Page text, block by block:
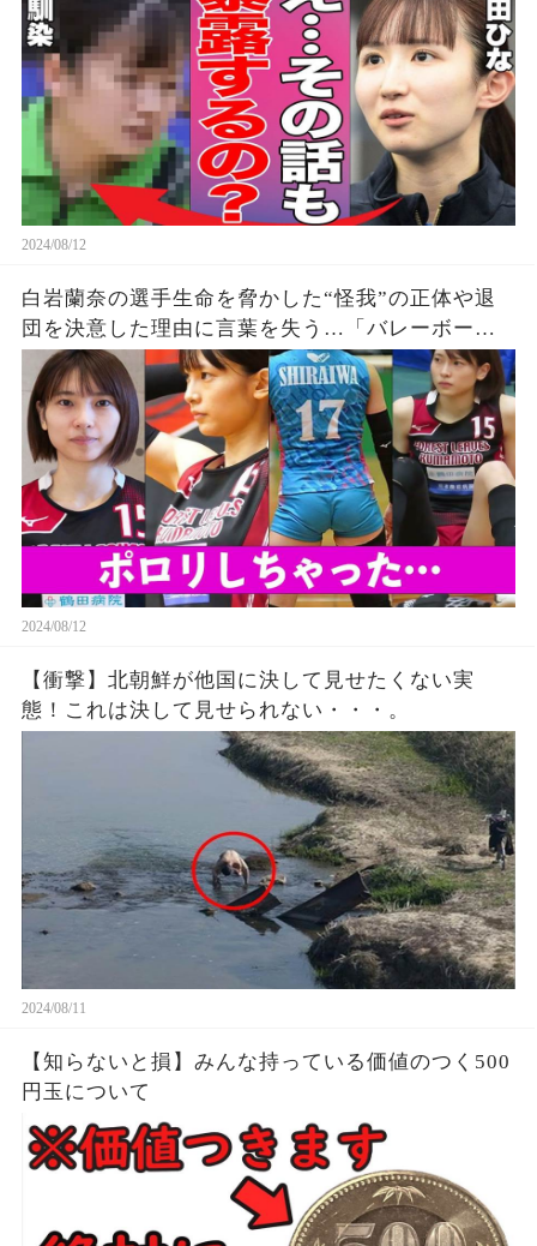
の事実に驚きを隠せない…【パリオリンピック/女
子シングルス】
2024/08/12
白岩蘭奈の選手生命を脅かした“怪我”の正体や退
団を決意した理由に言葉を失う…「バレーボー
ル」で活躍する選手の“熱愛”の真相に驚きを隠せ
ない…
2024/08/12
【衝撃】北朝鮮が他国に決して見せたくない実
態！これは決して見せられない・・・。
2024/08/11
【知らないと損】みんな持っている価値のつく500
円玉について